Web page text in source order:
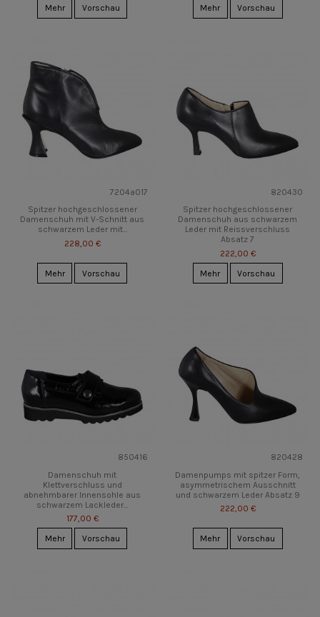
Mehr Vorschau
Mehr
Vorschau
7204a017
Spitzer hochgeschlossener
Damenschuh mit V-Schnitt aus
schwarzem Leder mit...
228,00 €
Mehr Vorschau
820430
Spitzer hochgeschlossener
Damenschuh aus schwarzem
Leder mit Reissverschluss
Absatz 7
222,00 €
Mehr
Vorschau
850416
Damenschuh mit
Klettverschluss und
abnehmbarer Innensohle aus
schwarzem Lackleder...
177,00 €
Mehr
Vorschau
820428
Damenpumps mit spitzer Form,
asymmetrischem Ausschnitt
und schwarzem Leder Absatz 9
222,00 €
Mehr Vorschau